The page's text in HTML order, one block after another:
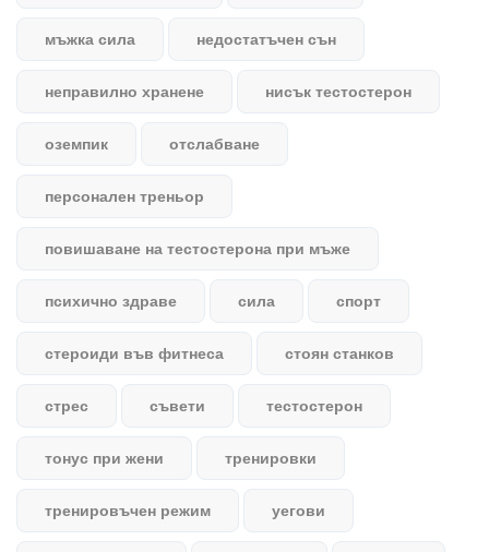
мъжка сила недостатъчен сън
неправилно хранене нисък тестостерон
оземпик отслабване
персонален треньор
повишаване на тестостерона при мъже
психично здраве сила спорт
стероиди във фитнеса стоян станков
стрес съвети тестостерон
тонус при жени тренировки
тренировъчен режим уегови